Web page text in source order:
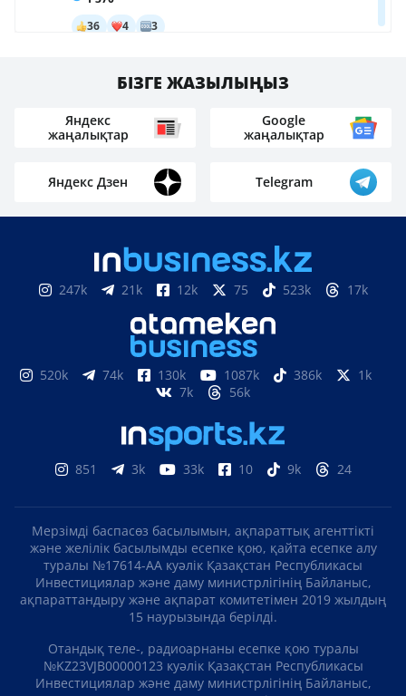
БІЗГЕ ЖАЗЫЛЫҢЫЗ
Яндекс
жаңалықтар
Google
жаңалықтар
Яндекс Дзен Telegram
247k 21k 12k 75 523k 17k
520k 74k 130k 1087k 386k
1k
7k
56k
851 3k 33k 10 9k 24
Мерзімді баспасөз басылымын, ақпараттық агенттікті
және желілік басылымды есепке қою, қайта есепке алу
туралы №17614-АА куәлік Қазақстан Республикасы
Инвестициялар және даму министрлігінің Байланыс,
ақпараттандыру және ақпарат комитетімен 2019 жылдың
15 наурызында берілді.
Отандық теле-, радиоарнаны есепке қою туралы
№KZ23VJB00000123 куәлік Қазақстан Республикасы
Инвестициялар және даму министрлігінің Байланыс,